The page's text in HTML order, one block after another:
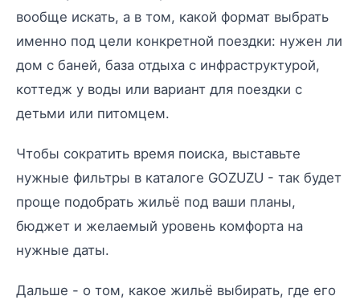
вообще искать, а в том, какой формат выбрать
именно под цели конкретной поездки: нужен ли
дом с баней, база отдыха с инфраструктурой,
коттедж у воды или вариант для поездки с
детьми или питомцем.
Чтобы сократить время поиска, выставьте
нужные фильтры в каталоге GOZUZU - так будет
проще подобрать жильё под ваши планы,
бюджет и желаемый уровень комфорта на
нужные даты.
Дальше - о том, какое жильё выбирать, где его